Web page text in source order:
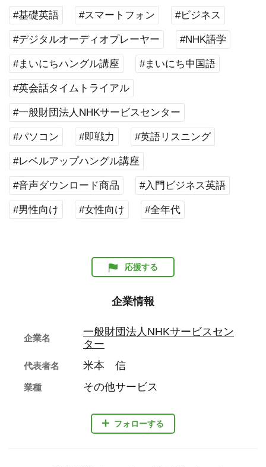
#基礎英語 #スマートフォン #ビジネス
#デジタルオーディオプレーヤー #NHK語学
#まいにちハングル講座 #まいにち中国語
#英会話タイムトライアル
#一般財団法人NHKサービスセンター
#パソコン #即戦力 #英語リスニング
#レベルアップハングル講座
#音声ダウンロード商品 #入門ビジネス英語
#男性向け #女性向け #全年代
応援する
企業情報
フォローする
企業名
一般財団法人NHKサービスセン
ター
代表者名 米本 信
業種 その他サービス